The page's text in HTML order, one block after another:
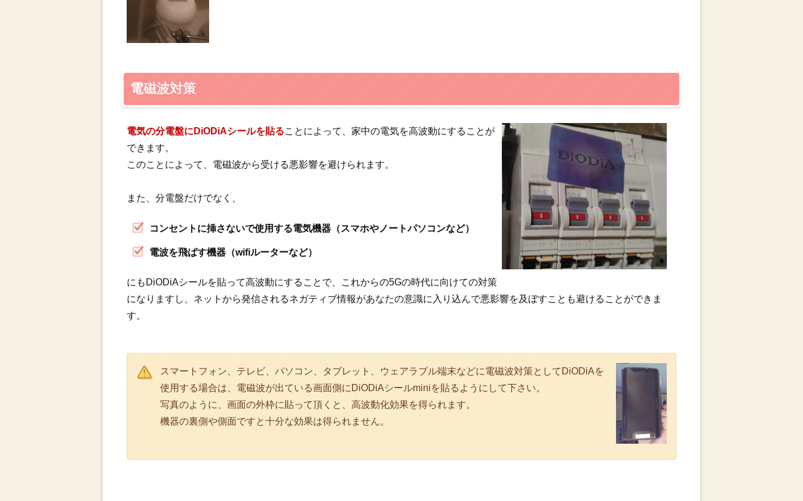
電磁波対策
電気の分電盤にDiODiAシールを貼ることによって、家中の電気を高波動にすることが
できます。
このことによって、電磁波から受ける悪影響を避けられます。
また、分電盤だけでなく、
コンセントに挿さないで使用する電気機器（スマホやノートパソコンなど）
電波を飛ばす機器（wifiルーターなど）
にもDiODiAシールを貼って高波動にすることで、これからの5Gの時代に向けての対策
になりますし、ネットから発信されるネガティブ情報があなたの意識に入り込んで悪影響を及ぼすことも避けることができま
す。
スマートフォン、テレビ、パソコン、タブレット、ウェアラブル端末などに電磁波対策としてDiODiAを
使用する場合は、電磁波が出ている画面側にDiODiAシールminiを貼るようにして下さい。
写真のように、画面の外枠に貼って頂くと、高波動化効果を得られます。
機器の裏側や側面ですと十分な効果は得られません。